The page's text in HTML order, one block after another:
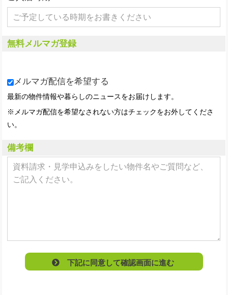
無料メルマガ登録
メルマガ配信を希望する
最新の物件情報や暮らしのニュースをお届けします。
※メルマガ配信を希望なされない方はチェックをお外してくださ
い。
備考欄
下記に同意して確認画面に進む